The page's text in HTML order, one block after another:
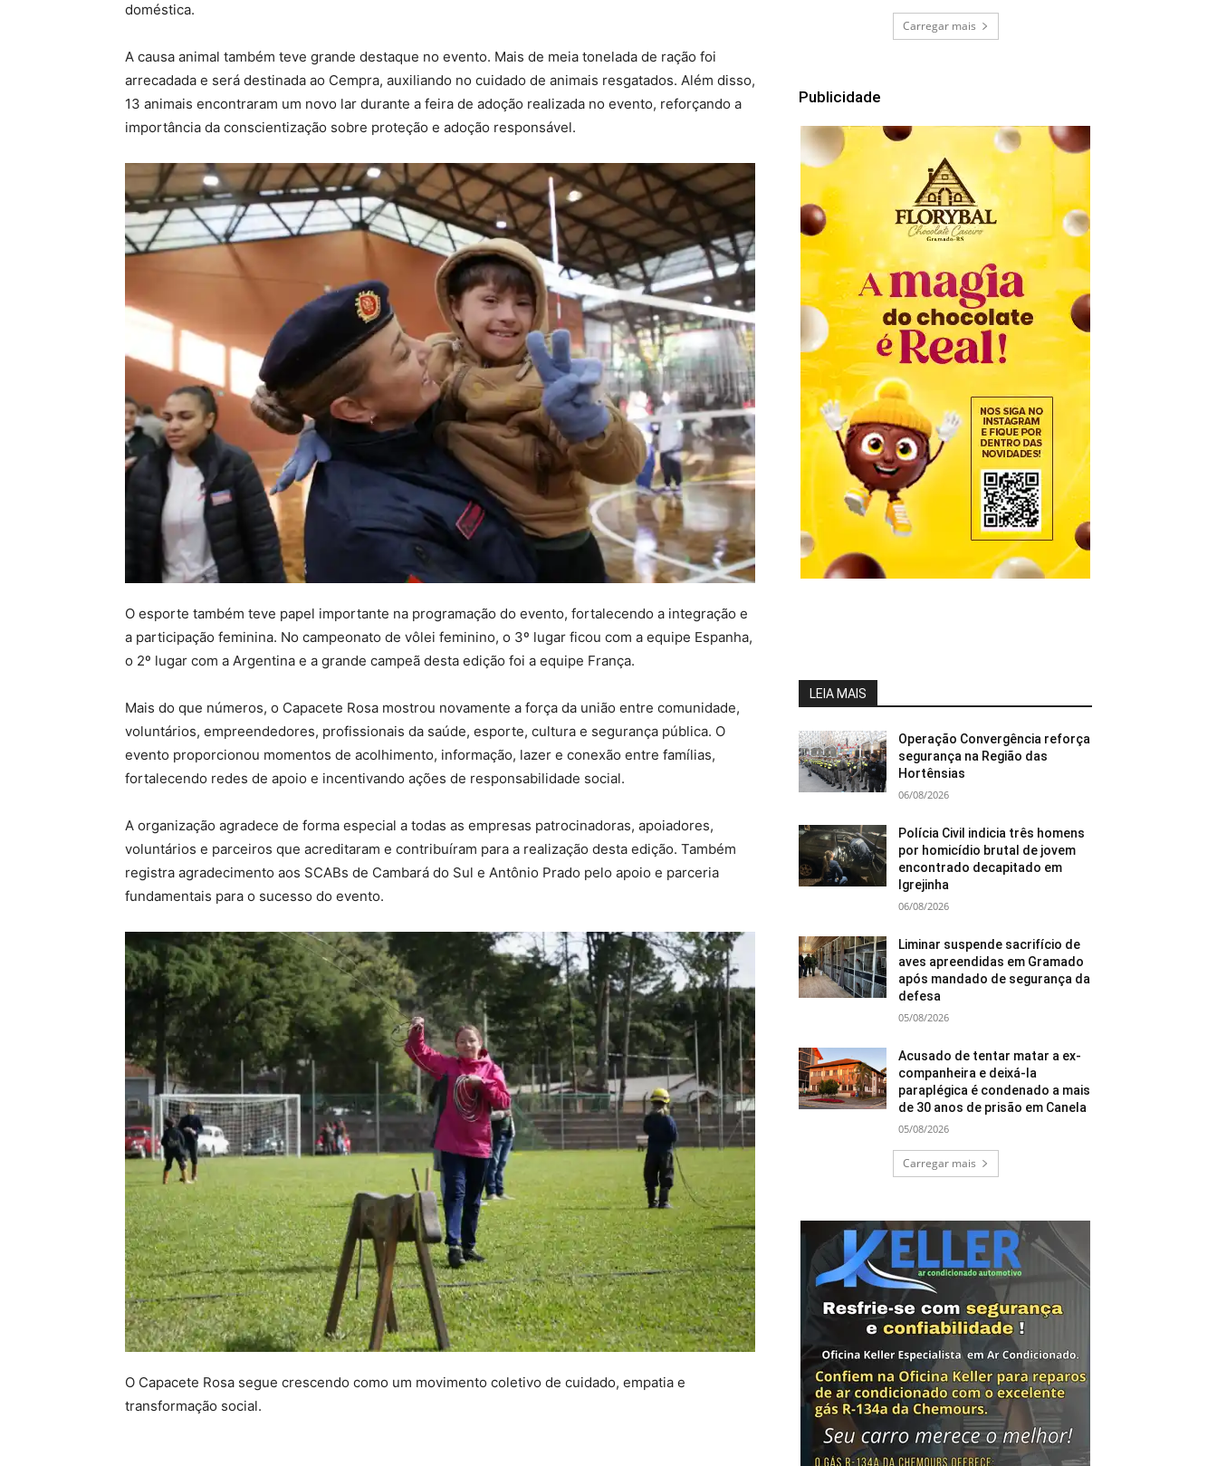
doméstica.
A causa animal também teve grande destaque no evento. Mais de meia tonelada de ração foi
arrecadada e será destinada ao Cempra, auxiliando no cuidado de animais resgatados. Além disso,
13 animais encontraram um novo lar durante a feira de adoção realizada no evento, reforçando a
importância da conscientização sobre proteção e adoção responsável.
O esporte também teve papel importante na programação do evento, fortalecendo a integração e
a participação feminina. No campeonato de vôlei feminino, o 3º lugar ficou com a equipe Espanha,
o 2º lugar com a Argentina e a grande campeã desta edição foi a equipe França.
Mais do que números, o Capacete Rosa mostrou novamente a força da união entre comunidade,
voluntários, empreendedores, profissionais da saúde, esporte, cultura e segurança pública. O
evento proporcionou momentos de acolhimento, informação, lazer e conexão entre famílias,
fortalecendo redes de apoio e incentivando ações de responsabilidade social.
A organização agradece de forma especial a todas as empresas patrocinadoras, apoiadores,
voluntários e parceiros que acreditaram e contribuíram para a realização desta edição. Também
registra agradecimento aos SCABs de Cambará do Sul e Antônio Prado pelo apoio e parceria
fundamentais para o sucesso do evento.
O Capacete Rosa segue crescendo como um movimento coletivo de cuidado, empatia e
transformação social.
Carregar mais
Publicidade
LEIA MAIS
Operação Convergência reforça
segurança na Região das
Hortênsias
06/08/2026
Polícia Civil indicia três homens
por homicídio brutal de jovem
encontrado decapitado em
Igrejinha
06/08/2026
Liminar suspende sacrifício de
aves apreendidas em Gramado
após mandado de segurança da
defesa
05/08/2026
Acusado de tentar matar a ex-
companheira e deixá-la
paraplégica é condenado a mais
de 30 anos de prisão em Canela
05/08/2026
Carregar mais